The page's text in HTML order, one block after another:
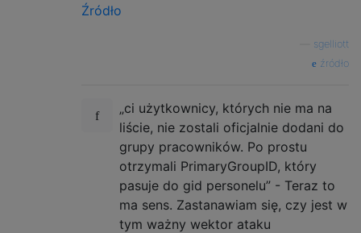
Źródło
sgelliott
źródło
„ci użytkownicy, których nie ma na
liście, nie zostali oficjalnie dodani do
grupy pracowników. Po prostu
otrzymali PrimaryGroupID, który
pasuje do gid personelu” - Teraz to
ma sens. Zastanawiam się, czy jest w
tym ważny wektor ataku